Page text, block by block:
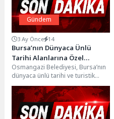
Gündem
3 Ay Önce 14
Bursa’nın Dünyaca Ünlü
Tarihi Alanlarına Özel
Temizlik Ekibi
Osmangazi Belediyesi, Bursa’nın
dünyaca ünlü tarihi ve turistik
değerlerini koruyup geleceğe
taşımak, aynı zamanda kentin...